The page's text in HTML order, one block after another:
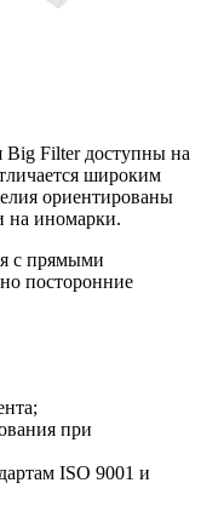
Big Filter доступны на
широким
ориентированы
на иномарки.
с прямыми
посторонние
при
ISO 9001 и